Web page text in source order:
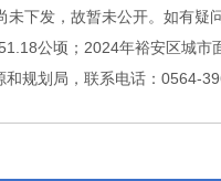
下发，故暂未公开。如有
公顷；2024年裕安区城
规划局，联系电话：0564-